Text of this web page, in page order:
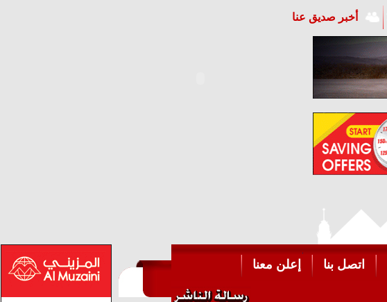
أخبر صديق عنا
اتصل بنا إعلن معنا